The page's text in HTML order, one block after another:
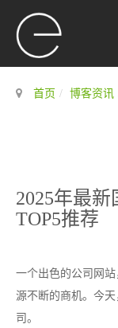
首页 博客资讯
2025年最
TOP5推荐
一个出色的公司网
源不断的商机。今
司。